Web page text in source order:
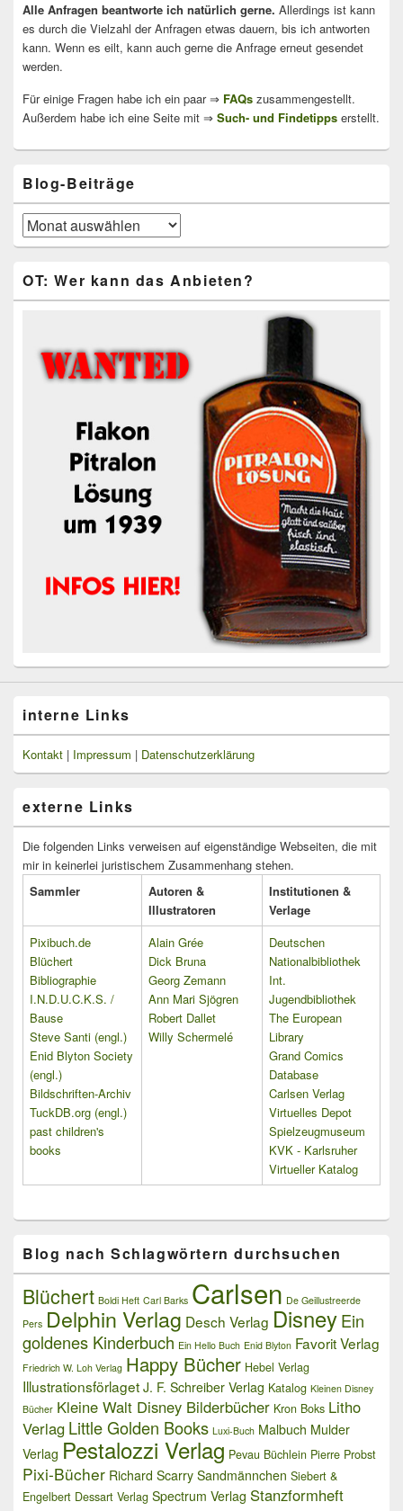
Alle Anfragen beantworte ich natürlich gerne. Allerdings ist kann
es durch die Vielzahl der Anfragen etwas dauern, bis ich antworten
kann. Wenn es eilt, kann auch gerne die Anfrage erneut gesendet
werden.
Für einige Fragen habe ich ein paar ⇒ FAQs zusammengestellt.
Außerdem habe ich eine Seite mit ⇒ Such- und Findetipps erstellt.
Blog-Beiträge
Blog-
Beiträge
OT: Wer kann das Anbieten?
interne Links
Kontakt | Impressum | Datenschutzerklärung
externe Links
Die folgenden Links verweisen auf eigenständige Webseiten, die mit
mir in keinerlei juristischem Zusammenhang stehen.
Sammler
Autoren &
Illustratoren
Institutionen &
Verlage
Pixibuch.de
Blüchert
Bibliographie
I.N.D.U.C.K.S. /
Bause
Steve Santi (engl.)
Enid Blyton Society
(engl.)
Bildschriften-Archiv
TuckDB.org (engl.)
past children's
books
Alain Grée
Dick Bruna
Georg Zemann
Ann Mari Sjögren
Robert Dallet
Willy Schermelé
Deutschen
Nationalbibliothek
Int.
Jugendbibliothek
The European
Library
Grand Comics
Database
Carlsen Verlag
Virtuelles Depot
Spielzeugmuseum
KVK - Karlsruher
Virtueller Katalog
Blog nach Schlagwörtern durchsuchen
Blüchert Boldi Heft Carl Barks Carlsen De Geillustreerde
Pers Delphin Verlag Desch Verlag DisneyEin
goldenes Kinderbuch Ein Hello Buch Enid Blyton Favorit Verlag
Friedrich W. Loh Verlag Happy Bücher Hebel Verlag
Illustrationsförlaget J. F. Schreiber Verlag Katalog Kleinen Disney
Bücher Kleine Walt Disney Bilderbücher Kron Boks Litho
Verlag Little Golden Books Luxi-Buch Malbuch Mulder
Verlag Pestalozzi Verlag Pevau Büchlein Pierre Probst
Pixi-Bücher Richard Scarry Sandmännchen Siebert &
Engelbert Dessart Verlag Spectrum Verlag Stanzformheft